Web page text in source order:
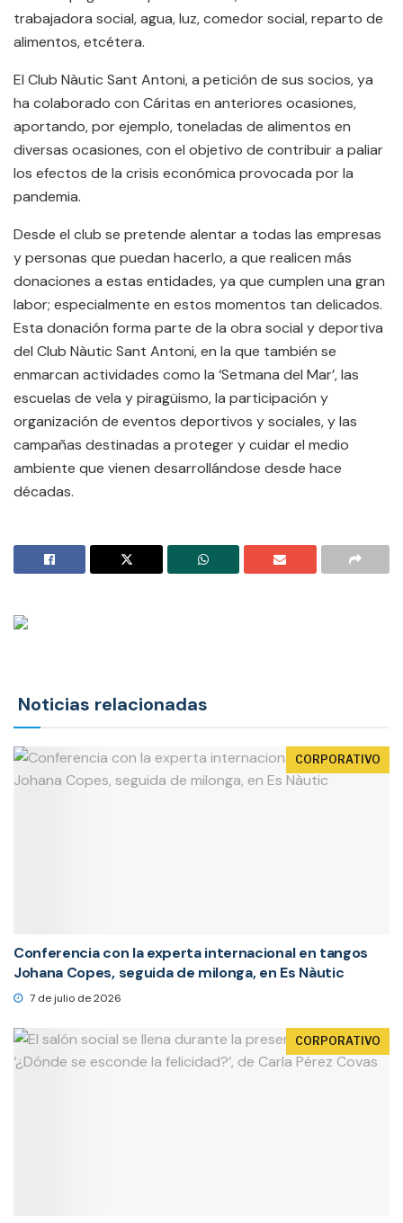
trabajadora social, agua, luz, comedor social, reparto de
alimentos, etcétera.
El Club Nàutic Sant Antoni, a petición de sus socios, ya
ha colaborado con Cáritas en anteriores ocasiones,
aportando, por ejemplo, toneladas de alimentos en
diversas ocasiones, con el objetivo de contribuir a paliar
los efectos de la crisis económica provocada por la
pandemia.
Desde el club se pretende alentar a todas las empresas
y personas que puedan hacerlo, a que realicen más
donaciones a estas entidades, ya que cumplen una gran
labor; especialmente en estos momentos tan delicados.
Esta donación forma parte de la obra social y deportiva
del Club Nàutic Sant Antoni, en la que también se
enmarcan actividades como la ‘Setmana del Mar’, las
escuelas de vela y piragüismo, la participación y
organización de eventos deportivos y sociales, y las
campañas destinadas a proteger y cuidar el medio
ambiente que vienen desarrollándose desde hace
décadas.
Noticias relacionadas
CORPORATIVO
Conferencia con la experta internacional en tangos
Johana Copes, seguida de milonga, en Es Nàutic
7 de julio de 2026
CORPORATIVO